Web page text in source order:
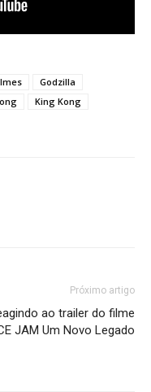
Godzilla
King Kong
Próximo artigo
ao trailer do filme
JAM Um Novo Legado